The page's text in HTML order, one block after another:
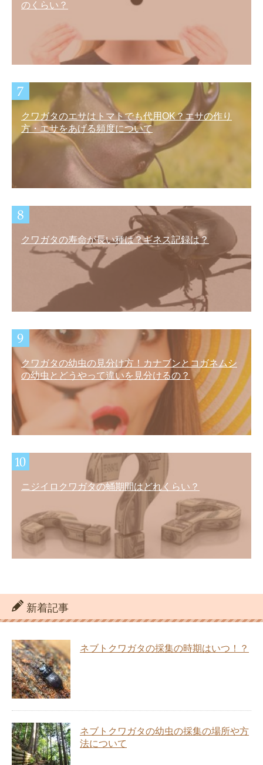
のくらい？
クワガタのエサはトマトでも代用OK？エサの作り
方・エサをあげる頻度について
クワガタの寿命が長い種は？ギネス記録は？
クワガタの幼虫の見分け方！カナブンとコガネムシ
の幼虫とどうやって違いを見分けるの？
ニジイロクワガタの蛹期間はどれくらい？
新着記事
ネブトクワガタの採集の時期はいつ！？
ネブトクワガタの幼虫の採集の場所や方
法について